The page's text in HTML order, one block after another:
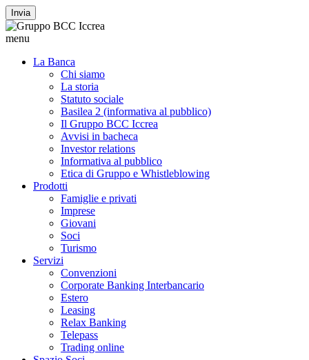
Invia
menu
La Banca
Chi siamo
La storia
Statuto sociale
Basilea 2 (informativa al pubblico)
Il Gruppo BCC Iccrea
Avvisi in bacheca
Investor relations
Informativa al pubblico
Etica di Gruppo e Whistleblowing
Prodotti
Famiglie e privati
Imprese
Giovani
Soci
Turismo
Servizi
Convenzioni
Corporate Banking Interbancario
Estero
Leasing
Relax Banking
Telepass
Trading online